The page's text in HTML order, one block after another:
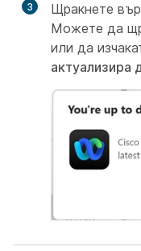
3 Щракнете
Можете да
или да
актуализира